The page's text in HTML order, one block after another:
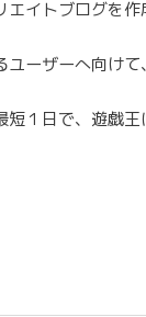
イトブログを作
ーザーへ向け
１日で、遊戯